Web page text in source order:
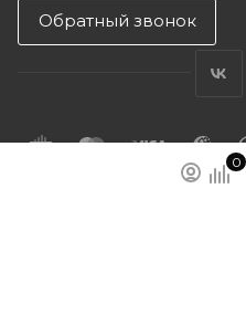
0
Обратный звонок